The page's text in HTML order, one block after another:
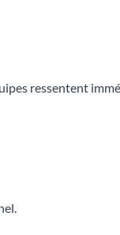
ressentent